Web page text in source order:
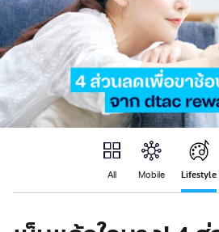
All Mobile Lifestyle